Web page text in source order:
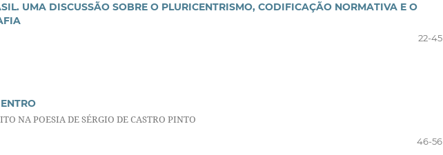
UMA DISCUSSÃO SOBRE O PLURICENTRISMO, CODIFICAÇÃO NORMATIVA E O
22-45
NA POESIA DE SÉRGIO DE CASTRO PINTO
46-56